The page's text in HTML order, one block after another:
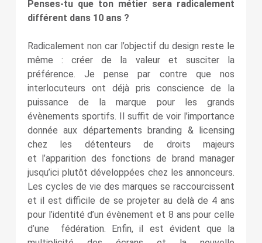
Penses-tu que ton métier sera radicalement
différent dans 10 ans ?
Radicalement non car l’objectif du design reste le
même : créer de la valeur et susciter la
préférence. Je pense par contre que nos
interlocuteurs ont déjà pris conscience de la
puissance de la marque pour les grands
évènements sportifs. Il suffit de voir l’importance
donnée aux départements branding & licensing
chez les détenteurs de droits majeurs
et l’apparition des fonctions de brand manager
jusqu’ici plutôt développées chez les annonceurs.
Les cycles de vie des marques se raccourcissent
et il est difficile de se projeter au delà de 4 ans
pour l’identité d’un évènement et 8 ans pour celle
d’une fédération. Enfin, il est évident que la